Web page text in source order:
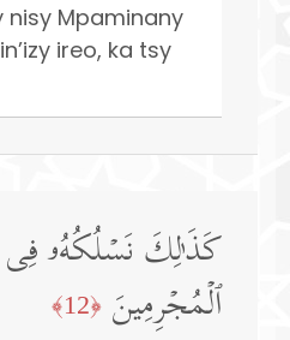
Mpaminany
ireo, ka tsy
كَذَ ٰ⁠لِكَ نَسۡلُكُهُۥ
ٱلۡمُجۡرِمِینَ ﴿12﴾